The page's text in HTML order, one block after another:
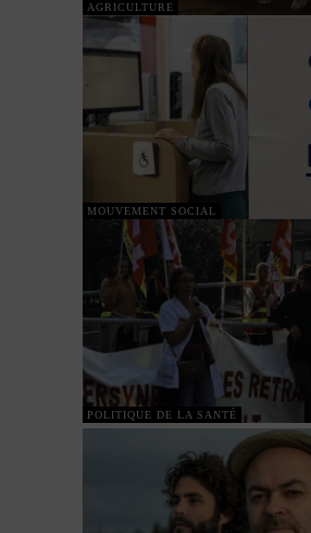
AGRICULTURE
MOUVEMENT SOCIAL
POLITIQUE DE LA SANTÉ